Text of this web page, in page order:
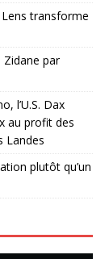
Lens transforme
Zidane par
l’U.S. Dax
au profit des
Landes
plutôt qu’un